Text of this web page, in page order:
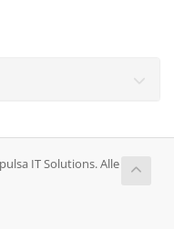
IT Solutions. Alle